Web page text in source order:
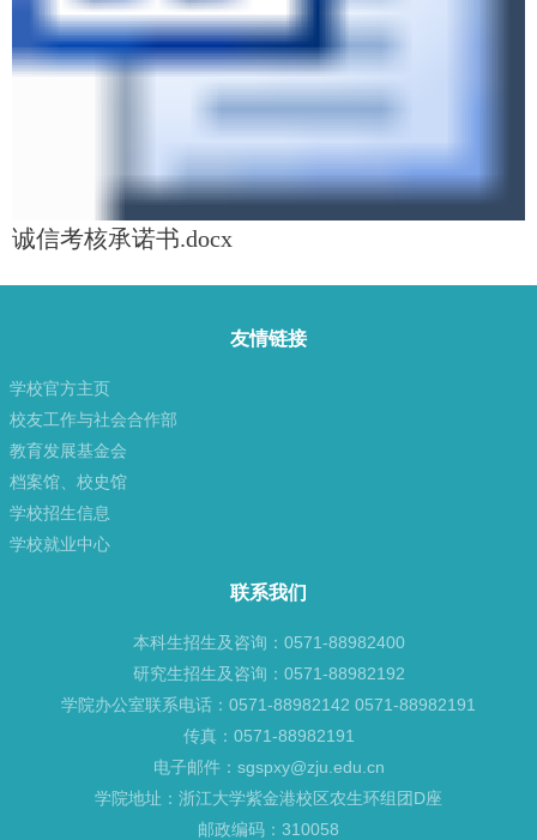
诚信考核承诺书.docx
友情链接
学校官方主页
校友工作与社会合作部
教育发展基金会
档案馆、校史馆
学校招生信息
学校就业中心
联系我们
本科生招生及咨询：0571-88982400
研究生招生及咨询：0571-88982192
学院办公室联系电话：0571-88982142 0571-88982191
传真：0571-88982191
电子邮件：sgspxy@zju.edu.cn
学院地址：浙江大学紫金港校区农生环组团D座
邮政编码：310058